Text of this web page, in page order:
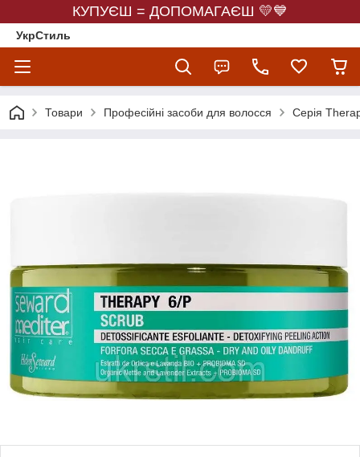
КУПУЄШ = ДОПОМАГАЄШ 💛💙
УкрСтиль
Товари Професійні засоби для волосся Серія